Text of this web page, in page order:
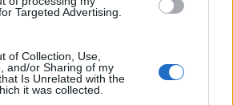
Targeted Advertising.
of Collection, Use,
and/or Sharing of my
Is Unrelated with the
it was collected.
és a libanoni nép elleni
– fogalmazott a nő, aki
kell az izraeliekkel való